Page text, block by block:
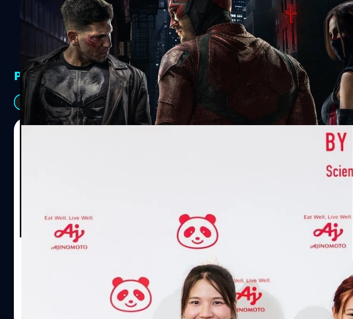
ปราบอธรรมกับทนายบอดมหากาฬใน Daredevil (2015-) แดร์เดวิล มนุษย์
อหังการ
แมต เมอร์ดอค ต้องต่อกรทั้งอาชญากรร้ายและหักเหลี่ยมเฉือนคมกับเพื่อนร่วมอุดมการณ์
Mano Wanawerusit| 3431 days ago
Read More
PR Partners
See All
บริษัท อายิโนะโมะโต๊ะ (ประเทศไทย) จำกัด จัดงาน The Heartbeat by “AminoScience” ร่วมเปิดเผย
แนวคิดการดำเนินธุรกิจและการพัฒนาผลิตภัณฑ์ที่ขับเคลื่อนด้วยเทคโนโลยีทางอาหาร และข้อมูลพฤติกรรม
ผู้บริโภค ท่ามกลางการเติบโตของตลาด Health & Wellness ในประเทศไทย ซึ่งมีมูลค่ามากกว่า 1.5 ล้านล้าน
บาท หรือคิดเป็นสัดส่วนราว 8% ของผลิตภัณฑ์มวลรวมในประเทศ (GDP) กลุ่มธุรกิจเทคโนโลยีและองค์
ความรู้หลักรูปแบบผลิตภัณฑ์ / โซลูชันกลุ่มเป้าหมายหลักNutrition & Well-beingAminoScience (การใช้
ประโยชน์จากกรดอะมิโน)aminoVITAL, AminoNITE,